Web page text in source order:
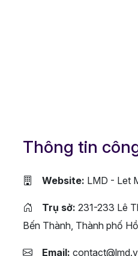
Thông tin
Website: LMD - Let
Trụ sở: 231-233 Lê
Bến Thành, Thành phố
Email: